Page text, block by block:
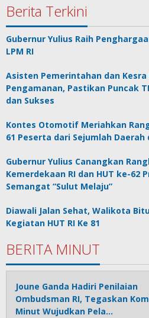
Berita Terkini
Gubernur Yulius Raih
LPM RI
Asisten Pemerintahan dan Kesra
Pengamanan, Pastikan Puncak
dan Sukses
Kontes Otomotif Meriahkan
61 Peserta dari Sejumlah Daerah
Gubernur Yulius Canangkan
Kemerdekaan RI dan HUT ke-62
Semangat “Sulut Melaju”
Diawali Jalan Sehat, Walikota
Kegiatan HUT RI Ke 81
BERITA MINUT
Joune Ganda Hadiri Penilaian
Ombudsman RI, Tegaskan
Minut Wujudkan Pela…